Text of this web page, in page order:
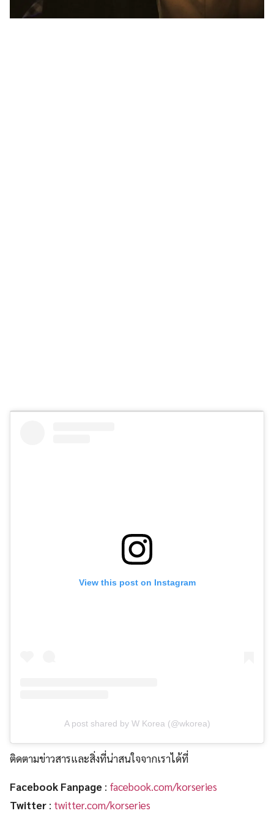
View this post on Instagram
A post shared by W Korea (@wkorea)
ติดตามข่าวสารและสิ่งที่น่าสนใจจากเราได้ที่
Facebook Fanpage : facebook.com/korseries
Twitter : twitter.com/korseries